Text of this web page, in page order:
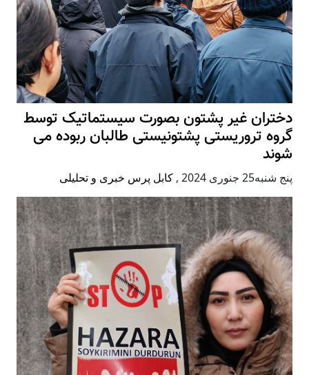
دختران غیر پشتون بصورت سیستماتیک توسط
گروه تروریستی پشتونیستی طالبان ربوده می
شوند
پنج شنبه25 جنوری 2024 , کابل پرس خبری و تحلیلی